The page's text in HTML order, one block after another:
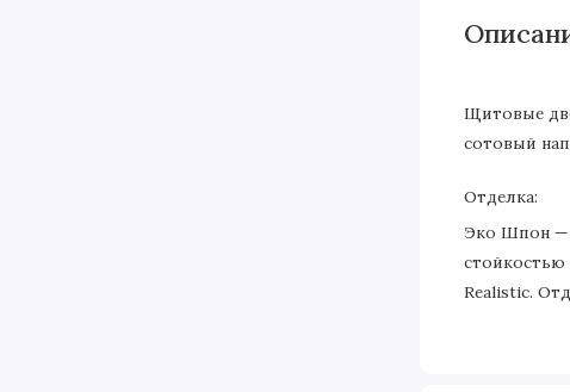
Щитовые
сотовый
Отделка:
Эко Шпон —
стойкостью
Realistic.